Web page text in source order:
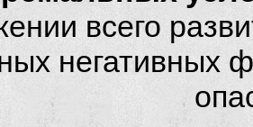
всего
негативных